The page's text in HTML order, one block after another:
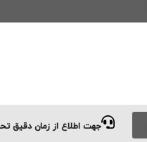
جهت اطلاع از زمان دقیق